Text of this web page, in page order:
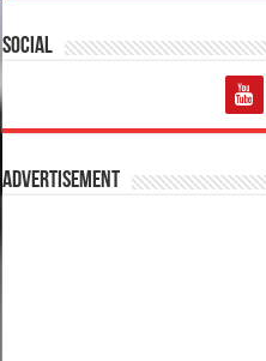
Social
Advertisement